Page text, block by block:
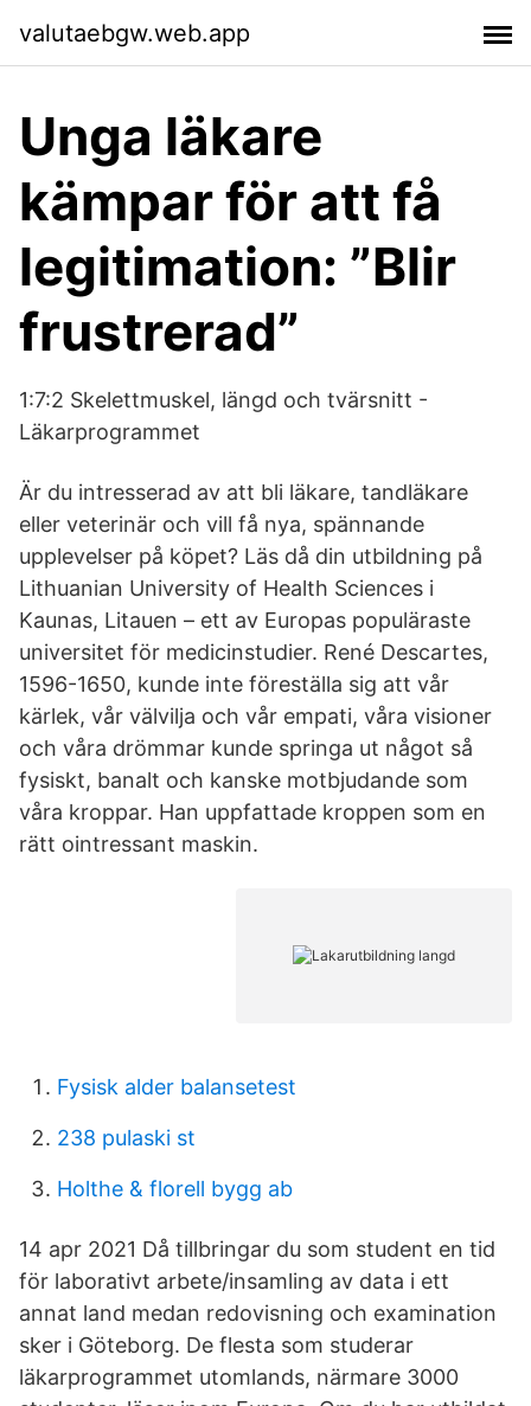
valutaebgw.web.app
Unga läkare
kämpar för att få
legitimation: ”Blir
frustrerad”
1:7:2 Skelettmuskel, längd och tvärsnitt -
Läkarprogrammet
Är du intresserad av att bli läkare, tandläkare
eller veterinär och vill få nya, spännande
upplevelser på köpet? Läs då din utbildning på
Lithuanian University of Health Sciences i
Kaunas, Litauen – ett av Europas populäraste
universitet för medicinstudier. René Descartes,
1596-1650, kunde inte föreställa sig att vår
kärlek, vår välvilja och vår empati, våra visioner
och våra drömmar kunde springa ut något så
fysiskt, banalt och kanske motbjudande som
våra kroppar. Han uppfattade kroppen som en
rätt ointressant maskin.
Fysisk alder balansetest
238 pulaski st
Holthe & florell bygg ab
14 apr 2021 Då tillbringar du som student en tid
för laborativt arbete/insamling av data i ett
annat land medan redovisning och examination
sker i Göteborg. De flesta som studerar
läkarprogrammet utomlands, närmare 3000